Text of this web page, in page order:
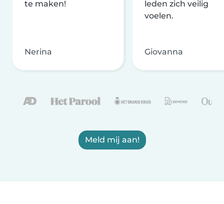
te maken!
Nerina
leden zich veilig
voelen.
Giovanna
Meld mij aan!